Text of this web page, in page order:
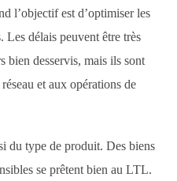
l’objectif est d’optimiser les
Les délais peuvent être très
bien desservis, mais ils sont
et aux opérations de
du type de produit. Des biens
se prêtent bien au LTL.